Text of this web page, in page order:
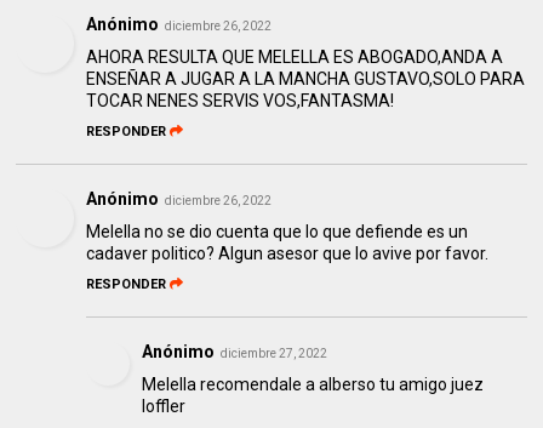
Anónimo diciembre 26, 2022
AHORA RESULTA QUE MELELLA ES ABOGADO,ANDA A
ENSEÑAR A JUGAR A LA MANCHA GUSTAVO,SOLO PARA
TOCAR NENES SERVIS VOS,FANTASMA!
RESPONDER
Anónimo diciembre 26, 2022
Melella no se dio cuenta que lo que defiende es un
cadaver politico? Algun asesor que lo avive por favor.
RESPONDER
Anónimo diciembre 27, 2022
Melella recomendale a alberso tu amigo juez
loffler